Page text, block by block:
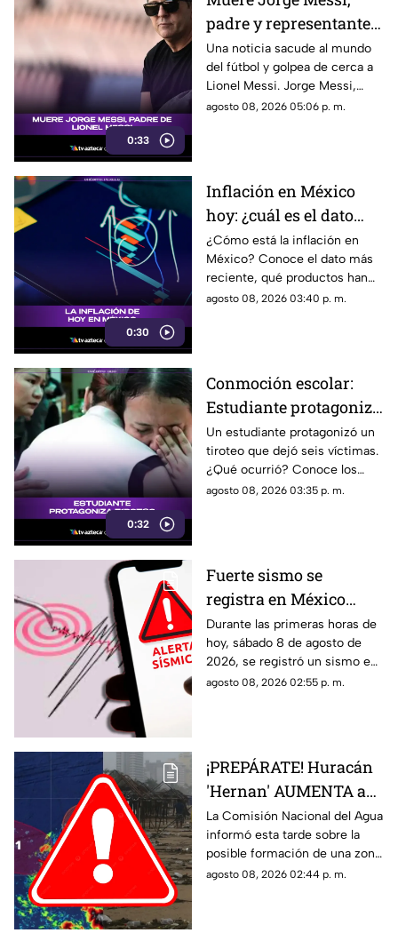
convertirse en una forma de
censura impulsada desde el
Gobierno Federal.
0:33
padre y representante
de Lionel Messi
Una noticia sacude al mundo
del fútbol y golpea de cerca a
Lionel Messi. Jorge Messi,
padre y representante del astro
agosto 08, 2026 05:06 p. m.
0:30
Inflación en México
hoy: ¿cuál es el dato
actual?
¿Cómo está la inflación en
México? Conoce el dato más
reciente, qué productos han
subido de precio y cómo
agosto 08, 2026 03:40 p. m.
0:32
Conmoción escolar:
Estudiante protagoniza
t1r0t30 con seis
víctimas
Un estudiante protagonizó un
tiroteo que dejó seis víctimas.
¿Qué ocurrió? Conoce los
detalles de esta tragedia.
agosto 08, 2026 03:35 p. m.
Fuerte sismo se
registra en México
HOY, sábado 8 de
agosto de 2026: ¿Dónde
fue el epicentro del
temblor de este día?
Durante las primeras horas de
hoy, sábado 8 de agosto de
2026, se registró un sismo en
México. Te decimos en donde
agosto 08, 2026 02:55 p. m.
¡PREPÁRATE! Huracán
'Hernan' AUMENTA a
70% su probabilidad de
desarrollo y esta es la
ubicación exacta del
potencial ciclón
La Comisión Nacional del Agua
informó esta tarde sobre la
posible formación de una zona
de baja presión con potencial
agosto 08, 2026 02:44 p. m.